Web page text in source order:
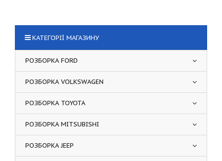
КАТЕГОРІЇ МАГАЗИНУ
РОЗБОРКА FORD
РОЗБОРКА VOLKSWAGEN
РОЗБОРКА TOYOTA
РОЗБОРКА MITSUBISHI
РОЗБОРКА JEEP